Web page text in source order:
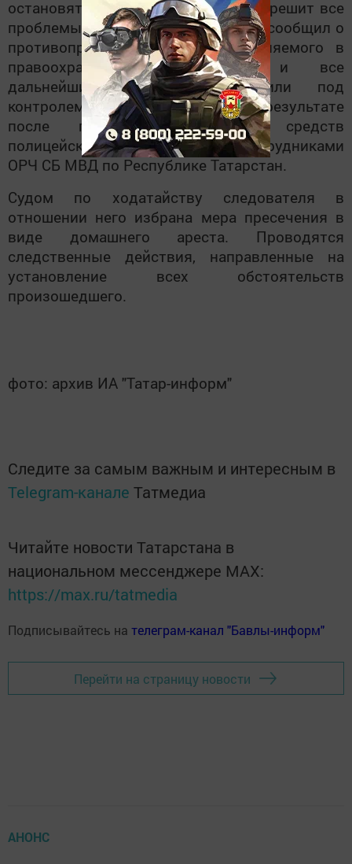
остановят сотрудники полиции, он решит все
проблемы. В дальнейшем мужчина сообщил о
противоправных действиях обвиняемого в
правоохранительные органы, и все
дальнейшие действия проходили под
контролем оперативных служб. В результате
после получения денежных средств
полицейский был задержан сотрудниками
ОРЧ СБ МВД по Республике Татарстан.
Судом по ходатайству следователя в
отношении него избрана мера пресечения в
виде домашнего ареста. Проводятся
следственные действия, направленные на
установление всех обстоятельств
произошедшего.
фото: архив ИА "Татар-информ"
Следите за самым важным и интересным в
Telegram-канале Татмедиа
Читайте новости Татарстана в
национальном мессенджере MАХ:
https://max.ru/tatmedia
Подписывайтесь на телеграм-канал "Бавлы-информ"
Перейти на страницу новости
АНОНС